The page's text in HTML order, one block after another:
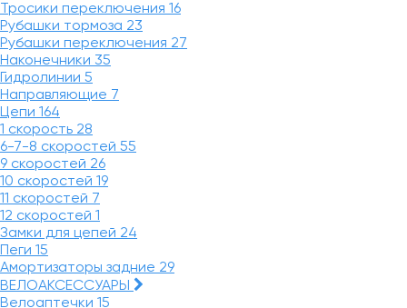
Тросики переключения 16
Рубашки тормоза 23
Рубашки переключения 27
Наконечники 35
Гидролинии 5
Направляющие 7
Цепи 164
1 скорость 28
6-7-8 скоростей 55
9 скоростей 26
10 скоростей 19
11 скоростей 7
12 скоростей 1
Замки для цепей 24
Пеги 15
Амортизаторы задние 29
ВЕЛОАКСЕССУАРЫ
Велоаптечки 15